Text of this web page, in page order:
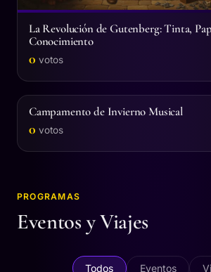
La Revolución de Gutenberg: Tinta,
Conocimiento
0 votos
Campamento de Invierno Musical
0 votos
PROGRAMAS
Eventos y Viajes
Todos Eventos